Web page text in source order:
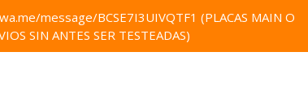
message/BCSE7I3UIVQTF1 (PLACAS MAIN O
SIN ANTES SER TESTEADAS)